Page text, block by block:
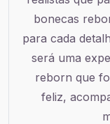
bonecas
para cada
será uma
reborn que
feliz,